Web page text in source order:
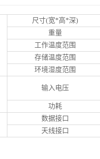
尺寸(宽*高*深)
重量
工作温度范围
存储温度范围
环境湿度范围
输入电压
功耗
数据接口
天线接口